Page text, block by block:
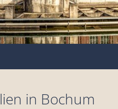
in Bochum